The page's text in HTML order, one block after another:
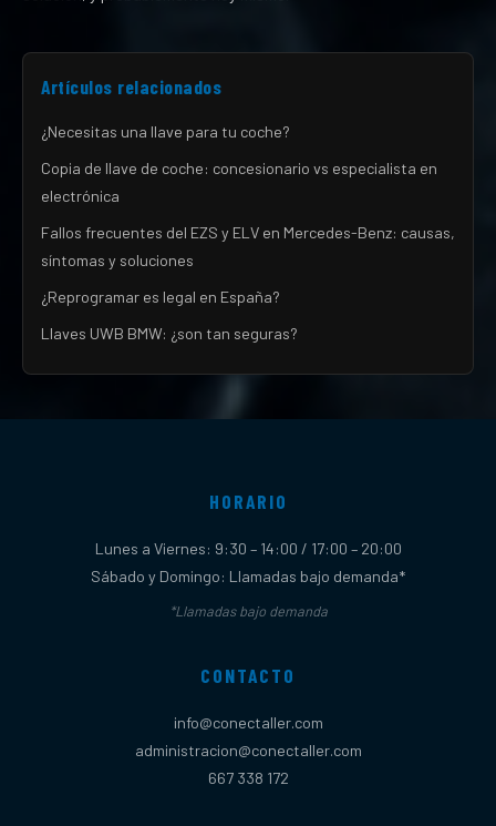
Artículos relacionados
¿Necesitas una llave para tu coche?
Copia de llave de coche: concesionario vs especialista en
electrónica
Fallos frecuentes del EZS y ELV en Mercedes-Benz: causas,
síntomas y soluciones
¿Reprogramar es legal en España?
Llaves UWB BMW: ¿son tan seguras?
HORARIO
Lunes a Viernes: 9:30 – 14:00 / 17:00 – 20:00
Sábado y Domingo: Llamadas bajo demanda*
*Llamadas bajo demanda
CONTACTO
info@conectaller.com
administracion@conectaller.com
667 338 172